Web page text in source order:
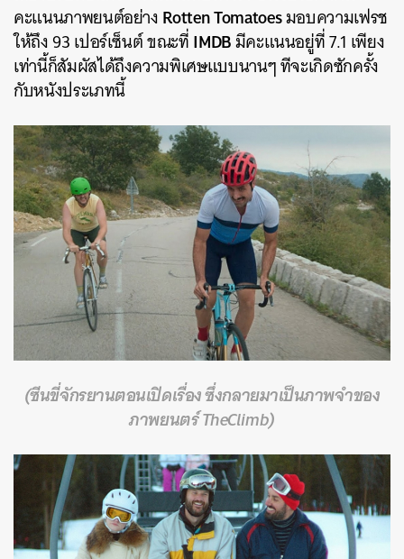
คะแนนภาพยนต์อย่างRotten Tomatoesมอบความเฟรช
ให้ถึง 93 เปอร์เซ็นต์ ขณะที่IMDBมีคะแนนอยู่ที่ 7.1 เพียง
เท่านี้ก็สัมผัสได้ถึงความพิเศษแบบนานๆ ทีจะเกิดซักครั้ง
กับหนังประเภทนี้
(ซีนขี่จักรยานตอนเปิดเรื่อง ซึ่งกลายมาเป็นภาพจำของ
ภาพยนตร์ TheClimb)